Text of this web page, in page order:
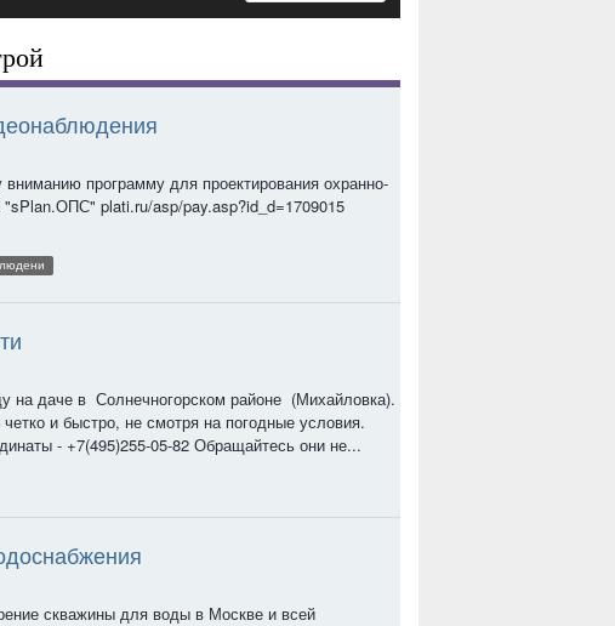
программу для проектирования охранно-
plati.ru/asp/pay.asp?id_d=1709015
на даче в Солнечногорском районе (Михайловка).
и быстро, не смотря на погодные условия.
- +7(495)255-05-82 Обращайтесь они не...
скважины для воды в Москве и всей